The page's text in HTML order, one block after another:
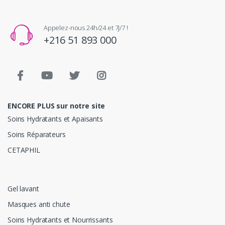
Appelez-nous 24h/24 et 7j/7 !
+216 51 893 000
ENCORE PLUS sur notre site
Soins Hydratants et Apaisants
Soins Réparateurs
CETAPHIL
Gel lavant
Masques anti chute
Soins Hydratants et Nourrissants